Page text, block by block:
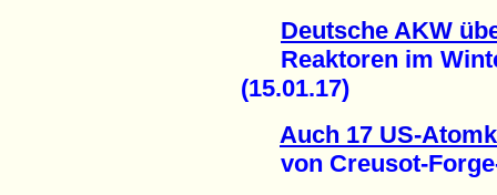
Deutsche AKW
Reaktoren im
(15.01.17)
Auch 17 US-
von Creusot-Forge-